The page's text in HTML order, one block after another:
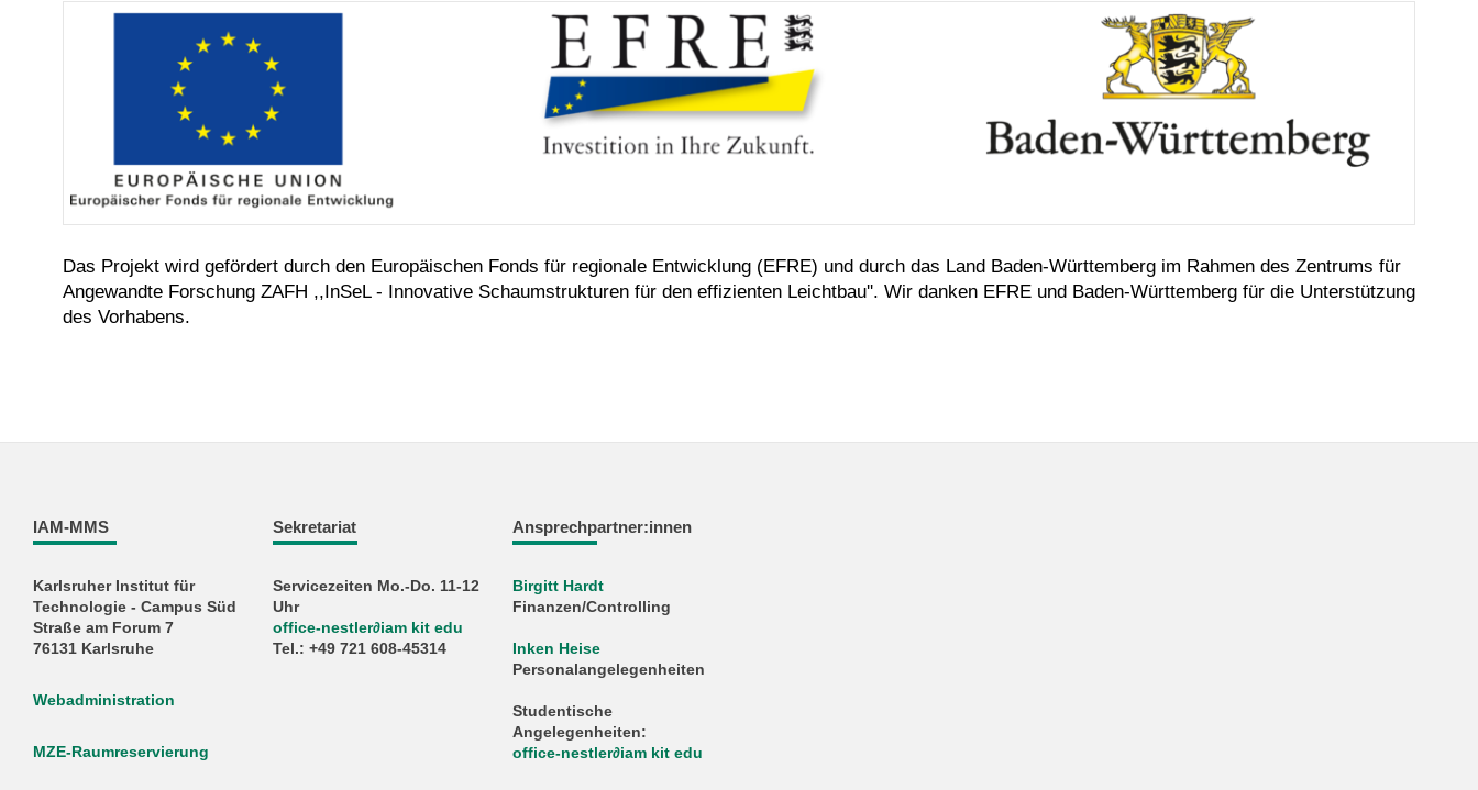
Das Projekt wird gefördert durch den Europäischen Fonds für regionale Entwicklung (EFRE) und durch das Land Baden-Württemberg im Rahmen des Zentrums für
Angewandte Forschung ZAFH ,,InSeL - Innovative Schaumstrukturen für den effizienten Leichtbau''. Wir danken EFRE und Baden-Württemberg für die Unterstützung
des Vorhabens.
IAM-MMS
Karlsruher Institut für
Technologie - Campus Süd
Straße am Forum 7
76131 Karlsruhe
Webadministration
MZE-Raumreservierung
Sekretariat
Servicezeiten Mo.-Do. 11-12
Uhr
office-nestler∂iam kit edu
Tel.: +49 721 608-45314
Ansprechpartner:innen
Birgitt Hardt
Finanzen/Controlling
Inken Heise
Personalangelegenheiten
Studentische
Angelegenheiten:
office-nestler∂iam kit edu